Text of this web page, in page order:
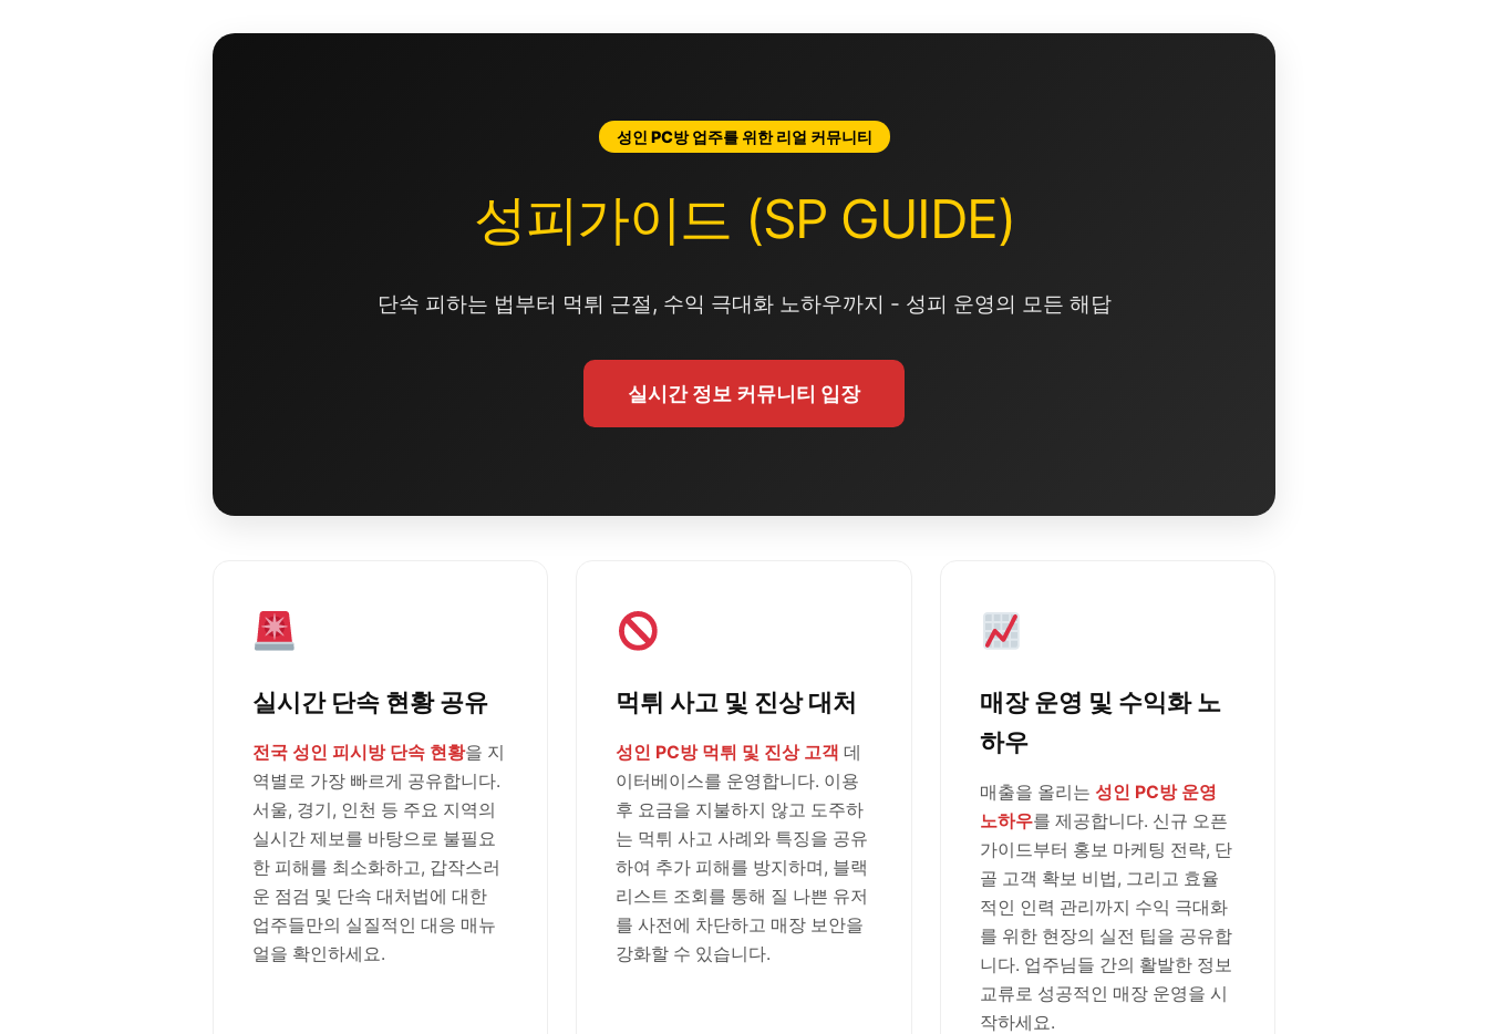
성인 PC방 업주를 위한 리얼 커뮤니티
성피가이드 (SP GUIDE)
단속 피하는 법부터 먹튀 근절, 수익 극대화 노하우까지 - 성피 운영의 모든 해답
실시간 정보 커뮤니티 입장
실시간 단속 현황 공유
전국 성인 피시방 단속 현황을 지
역별로 가장 빠르게 공유합니다.
서울, 경기, 인천 등 주요 지역의
실시간 제보를 바탕으로 불필요
한 피해를 최소화하고, 갑작스러
운 점검 및 단속 대처법에 대한
업주들만의 실질적인 대응 매뉴
얼을 확인하세요.
먹튀 사고 및 진상 대처
성인 PC방 먹튀 및 진상 고객 데
이터베이스를 운영합니다. 이용
후 요금을 지불하지 않고 도주하
는 먹튀 사고 사례와 특징을 공유
하여 추가 피해를 방지하며, 블랙
리스트 조회를 통해 질 나쁜 유저
를 사전에 차단하고 매장 보안을
강화할 수 있습니다.
매장 운영 및 수익화 노
하우
매출을 올리는 성인 PC방 운영
노하우를 제공합니다. 신규 오픈
가이드부터 홍보 마케팅 전략, 단
골 고객 확보 비법, 그리고 효율
적인 인력 관리까지 수익 극대화
를 위한 현장의 실전 팁을 공유합
니다. 업주님들 간의 활발한 정보
교류로 성공적인 매장 운영을 시
작하세요.